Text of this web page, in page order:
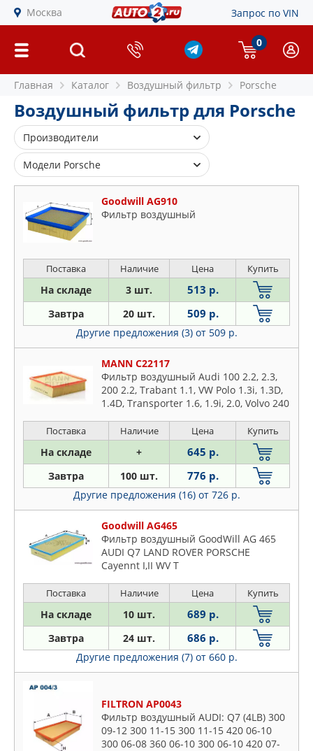
Москва Запрос по VIN
0
Главная Каталог Воздушный фильтр Porsche
Воздушный фильтр для Porsche
Производители
BLUE PRINT
BOSCH
CHAMPION
CLEAN FILTERS
COMLINE
FEBI
FENOX
FILTRON
GOODWILL
JS ASAKASHI
KOLBENSCHMIDT
MANN
MEAT & DORIA
MECAFILTER
MFILTER
PURFLUX
SCT
WEEN
ZEKKERT
Модели Porsche
911
924
944
Cayman
Panamera
Goodwill AG910
Фильтр воздушный
Поставка Наличие Цена Купить
На складе 3 шт. 513 р.
Завтра 20 шт. 509 р.
Другие предложения (3) от 509 р.
MANN C22117
Фильтр воздушный Audi 100 2.2, 2.3,
200 2.2, Trabant 1.1, VW Polo 1.3i, 1.3D,
1.4D, Transporter 1.6, 1.9i, 2.0, Volvo 240
Поставка Наличие Цена Купить
На складе + 645 р.
Завтра 100 шт. 776 р.
Другие предложения (16) от 726 р.
Goodwill AG465
Фильтр воздушный GoodWill AG 465
AUDI Q7 LAND ROVER PORSCHE
Cayennt I,II WV T
Поставка Наличие Цена Купить
На складе 10 шт. 689 р.
Завтра 24 шт. 686 р.
Другие предложения (7) от 660 р.
FILTRON AP0043
Фильтр воздушный AUDI: Q7 (4LB) 300
09-12 300 11-15 300 11-15 420 06-10
300 06-08 360 06-10 300 06-10 420 07-